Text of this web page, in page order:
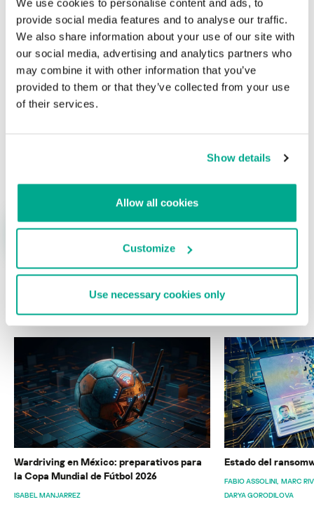
We use cookies to personalise content and ads, to
provide social media features and to analyse our traffic.
We also share information about your use of our site with
our social media, advertising and analytics partners who
may combine it with other information that you’ve
provided to them or that they’ve collected from your use
of their services.
Show details
Allow all cookies
Customize
Use necessary cookies only
Su dirección de correo electrónico no será publicada. Los
campos obligatorios están marcados con*
Correo electrónico*
ÚLTIMAS PUBLICACIONES
Wardriving en México: preparativos para
la Copa Mundial de Fútbol 2026
ISABEL MANJARREZ
Estado del
FABIO ASSOLINI MARC
DARYA GORODILOVA